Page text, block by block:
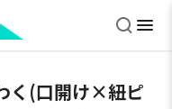
く(口開け×紐ピ